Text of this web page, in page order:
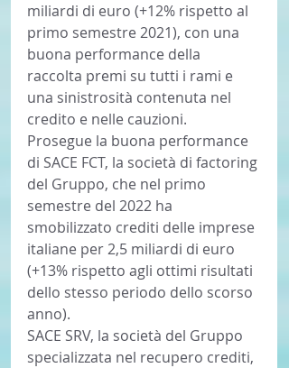
miliardi di euro (+12% rispetto al
primo semestre 2021), con una
buona performance della
raccolta premi su tutti i rami e
una sinistrosità contenuta nel
credito e nelle cauzioni.
Prosegue la buona performance
di SACE FCT, la società di factoring
del Gruppo, che nel primo
semestre del 2022 ha
smobilizzato crediti delle imprese
italiane per 2,5 miliardi di euro
(+13% rispetto agli ottimi risultati
dello stesso periodo dello scorso
anno).
SACE SRV, la società del Gruppo
specializzata nel recupero crediti,